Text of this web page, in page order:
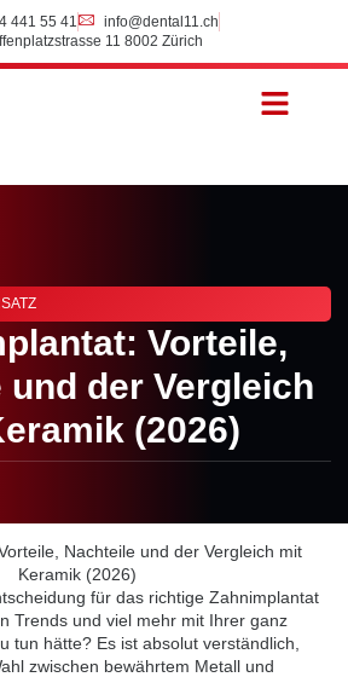
441 55 41
info@dental11.ch
11 8002 Zürich
Vorteile,
und der Vergleich
(2026)
für das richtige Zahnimplantat
Trends und viel mehr mit Ihrer ganz
tun hätte? Es ist absolut verständlich,
zwischen bewährtem Metall und